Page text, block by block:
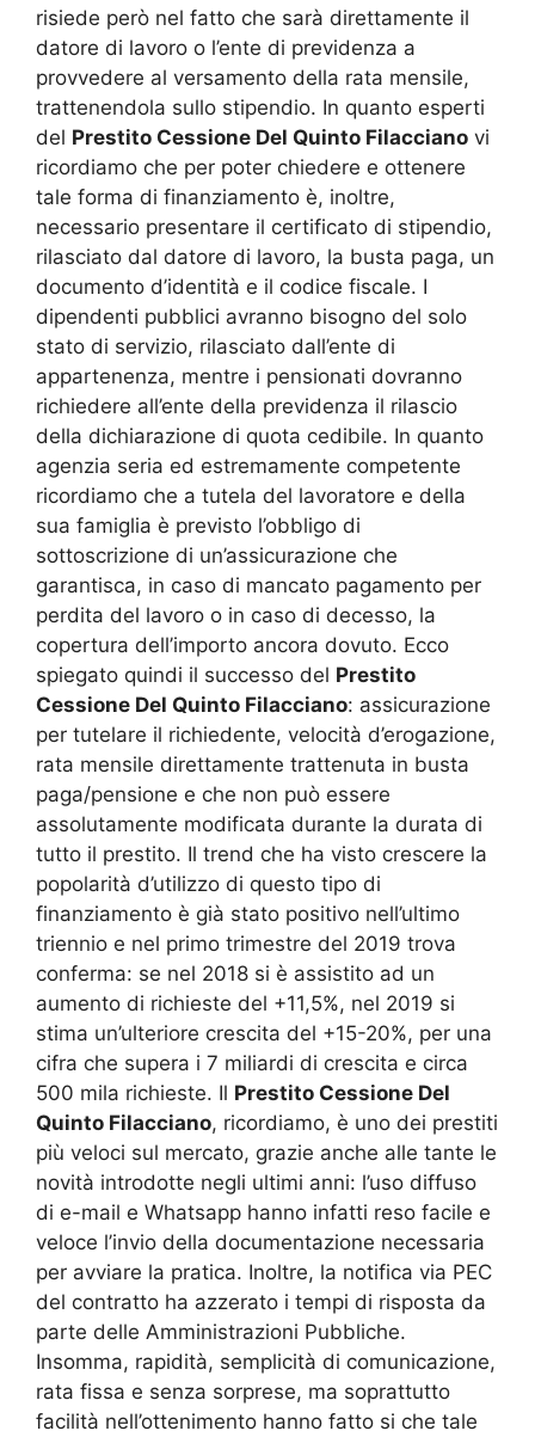
risiede però nel fatto che sarà direttamente il
datore di lavoro o l’ente di previdenza a
provvedere al versamento della rata mensile,
trattenendola sullo stipendio. In quanto esperti
del Prestito Cessione Del Quinto Filacciano vi
ricordiamo che per poter chiedere e ottenere
tale forma di finanziamento è, inoltre,
necessario presentare il certificato di stipendio,
rilasciato dal datore di lavoro, la busta paga, un
documento d’identità e il codice fiscale. I
dipendenti pubblici avranno bisogno del solo
stato di servizio, rilasciato dall’ente di
appartenenza, mentre i pensionati dovranno
richiedere all’ente della previdenza il rilascio
della dichiarazione di quota cedibile. In quanto
agenzia seria ed estremamente competente
ricordiamo che a tutela del lavoratore e della
sua famiglia è previsto l’obbligo di
sottoscrizione di un’assicurazione che
garantisca, in caso di mancato pagamento per
perdita del lavoro o in caso di decesso, la
copertura dell’importo ancora dovuto. Ecco
spiegato quindi il successo del Prestito
Cessione Del Quinto Filacciano: assicurazione
per tutelare il richiedente, velocità d’erogazione,
rata mensile direttamente trattenuta in busta
paga/pensione e che non può essere
assolutamente modificata durante la durata di
tutto il prestito. Il trend che ha visto crescere la
popolarità d’utilizzo di questo tipo di
finanziamento è già stato positivo nell’ultimo
triennio e nel primo trimestre del 2019 trova
conferma: se nel 2018 si è assistito ad un
aumento di richieste del +11,5%, nel 2019 si
stima un’ulteriore crescita del +15-20%, per una
cifra che supera i 7 miliardi di crescita e circa
500 mila richieste. Il Prestito Cessione Del
Quinto Filacciano, ricordiamo, è uno dei prestiti
più veloci sul mercato, grazie anche alle tante le
novità introdotte negli ultimi anni: l’uso diffuso
di e-mail e Whatsapp hanno infatti reso facile e
veloce l’invio della documentazione necessaria
per avviare la pratica. Inoltre, la notifica via PEC
del contratto ha azzerato i tempi di risposta da
parte delle Amministrazioni Pubbliche.
Insomma, rapidità, semplicità di comunicazione,
rata fissa e senza sorprese, ma soprattutto
facilità nell’ottenimento hanno fatto si che tale